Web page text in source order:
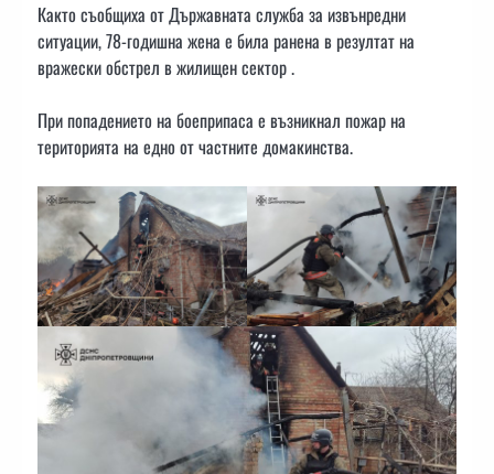
Както съобщиха от Държавната служба за извънредни
ситуации, 78-годишна жена е била ранена в резултат на
вражески обстрел в жилищен сектор .
При попадението на боеприпаса е възникнал пожар на
територията на едно от частните домакинства.